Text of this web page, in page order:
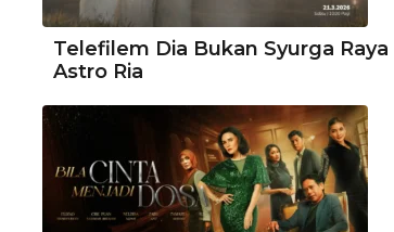
Telefilem Dia Bukan Syurga Raya
Astro Ria